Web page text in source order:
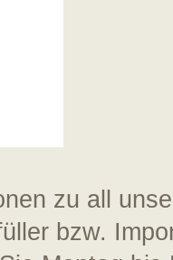
zu all
bzw.